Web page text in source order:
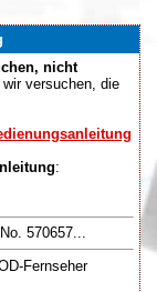
nicht
versuchen, die
:
570657...
Fernseher